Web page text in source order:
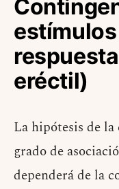
eréctil)
La hipótesis de
grado de
dependerá de la